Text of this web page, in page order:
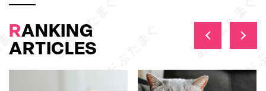
RANKING
ARTICLES